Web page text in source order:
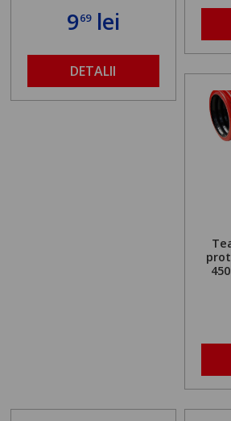
969lei
DETALII